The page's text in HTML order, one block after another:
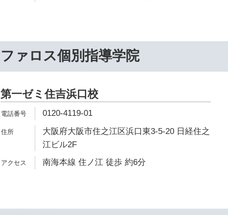
ファロス個別指導学院
第一ゼミ住吉浜口校
0120-4119-01
大阪府大阪市住之江区浜口東3-5-20 日経住之
江ビル2F
南海本線 住ノ江 徒歩 約6分